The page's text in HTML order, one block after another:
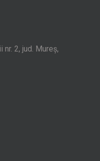
nr. 2, jud. Mureș,